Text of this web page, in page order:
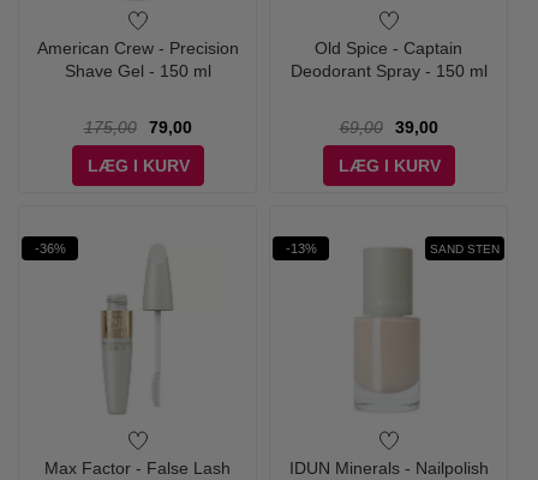
American Crew - Precision
Shave Gel - 150 ml
175,00
79,00
LÆG I KURV
Old Spice - Captain
Deodorant Spray - 150 ml
69,00
39,00
LÆG I KURV
-36%
Max Factor - False Lash
-13% SAND STEN
IDUN Minerals - Nailpolish